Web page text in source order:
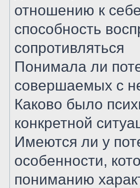
отношению к
способность
сопротивляться
Понимала ли
совершаемых с
Каково было
конкретной
Имеются ли у
особенности,
пониманию